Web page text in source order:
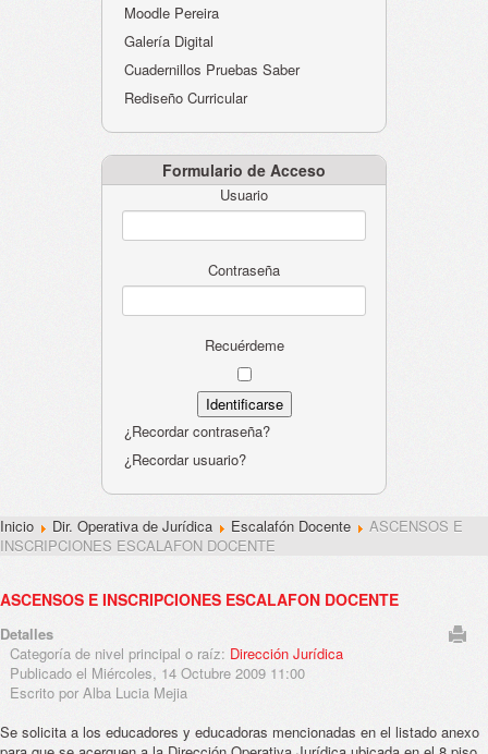
Moodle Pereira
Galería Digital
Cuadernillos Pruebas Saber
Rediseño Curricular
Formulario de Acceso
Usuario
Contraseña
Recuérdeme
¿Recordar contraseña?
¿Recordar usuario?
Inicio Dir. Operativa de Jurídica Escalafón Docente
ASCENSOS E
INSCRIPCIONES ESCALAFON DOCENTE
ASCENSOS E INSCRIPCIONES ESCALAFON DOCENTE
Detalles
Categoría de nivel principal o raíz: Dirección Jurídica
Publicado el Miércoles, 14 Octubre 2009 11:00
Escrito por Alba Lucia Mejia
Se solicita a los educadores y educadoras mencionadas en el listado anexo